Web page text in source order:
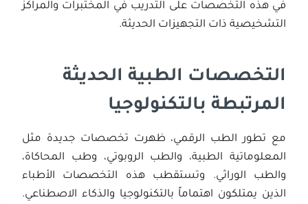
في هذه التخصصات على التدريب في المختبرات والمراكز
التشخيصية ذات التجهيزات الحديثة.
التخصصات الطبية الحديثة
المرتبطة بالتكنولوجيا
مع تطور الطب الرقمي، ظهرت تخصصات جديدة مثل
المعلوماتية الطبية، والطب الروبوتي، وطب المحاكاة،
والطب الوراثي. وتستقطب هذه التخصصات الأطباء
الذين يمتلكون اهتماماً بالتكنولوجيا والذكاء الاصطناعي.